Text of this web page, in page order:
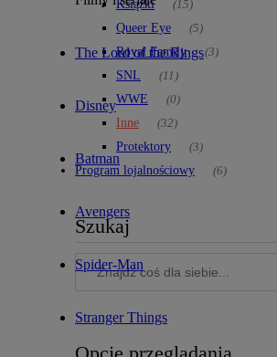
The Lord of the Rings
Disney
Batman
Avengers
Spider-Man
Stranger Things
Książki (15)
Queer Eye (5)
Royal Family (3)
SNL (11)
WWE (0)
Inne (32)
Protektory (3)
Program lojalnościowy (6)
Szukaj